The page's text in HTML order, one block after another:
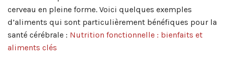
cerveau en pleine forme. Voici quelques exemples
d’aliments qui sont particulièrement bénéfiques pour la
santé cérébrale : Nutrition fonctionnelle : bienfaits et
aliments clés